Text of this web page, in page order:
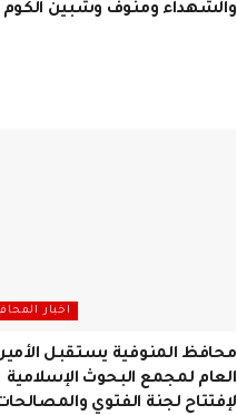
والشهداء ومنوف وشبين الكوم
اخبار
محافظ المنوفية يستقبل
العام لمجمع البحوث الإسلامية
لإفتتاح لجنة الفتوي